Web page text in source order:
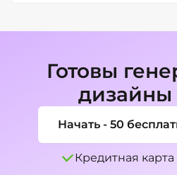
Готовы
дизайны
Начать - 50
Кредитная